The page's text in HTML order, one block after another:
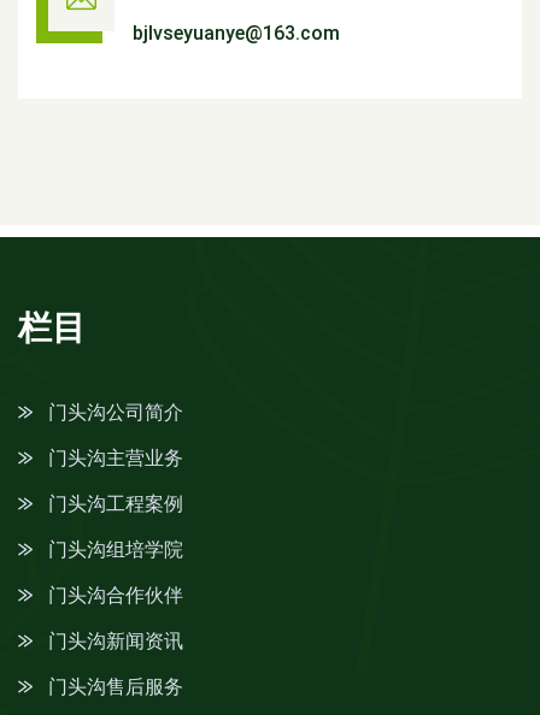
bjlvseyuanye@163.com
栏目
门头沟公司简介
门头沟主营业务
门头沟工程案例
门头沟组培学院
门头沟合作伙伴
门头沟新闻资讯
门头沟售后服务